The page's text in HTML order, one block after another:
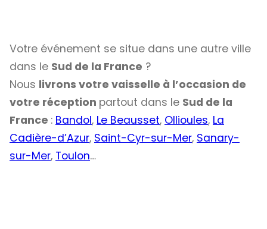
Votre événement se situe dans une autre ville
dans le Sud de la France ?
Nous livrons votre vaisselle à l’occasion de
votre réception partout dans le Sud de la
France : Bandol, Le Beausset, Ollioules, La
Cadière-d’Azur, Saint-Cyr-sur-Mer, Sanary-
sur-Mer, Toulon…